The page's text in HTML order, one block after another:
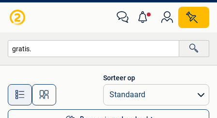
Alle afstanden…
Sorteer op